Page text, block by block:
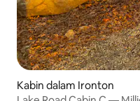
Kabin dalam Ironton